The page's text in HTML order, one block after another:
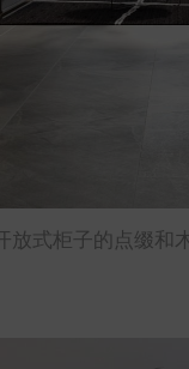
放式柜子的点缀